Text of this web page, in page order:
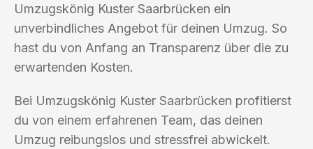
Umzugskönig Kuster Saarbrücken ein
unverbindliches Angebot für deinen Umzug. So
hast du von Anfang an Transparenz über die zu
erwartenden Kosten.
Bei Umzugskönig Kuster Saarbrücken profitierst
du von einem erfahrenen Team, das deinen
Umzug reibungslos und stressfrei abwickelt.